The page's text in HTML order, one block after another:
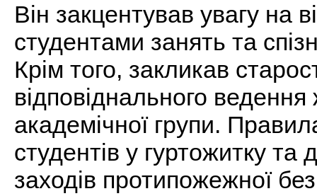
Він закцентував увагу на
студентами занять та
Крім того, закликав
відповіднального
академічної групи.
студентів у гуртожитку
заходів протипожежної